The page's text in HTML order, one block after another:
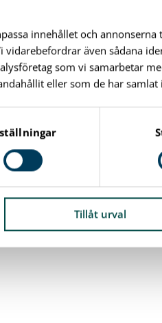
innehållet och
vidarebefordrar även sådana
som vi samarbetar
eller som de har
Tillåt urval